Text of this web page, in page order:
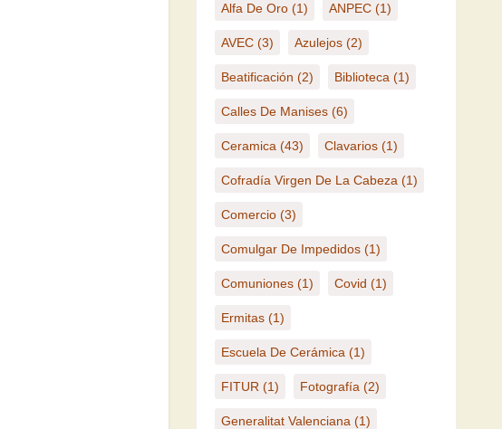
Alfa De Oro(1) ANPEC(1)
AVEC(3) Azulejos(2)
Beatificación (2) Biblioteca (1)
Calles De Manises(6)
Ceramica (43) Clavarios(1)
Cofradía Virgen De La Cabeza (1)
Comercio(3)
Comulgar De Impedidos(1)
Comuniones(1) Covid (1)
Ermitas(1)
Escuela De Cerámica (1)
FITUR (1) Fotografía (2)
Generalitat Valenciana (1)